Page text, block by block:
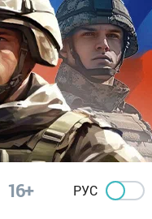
16+ РУС